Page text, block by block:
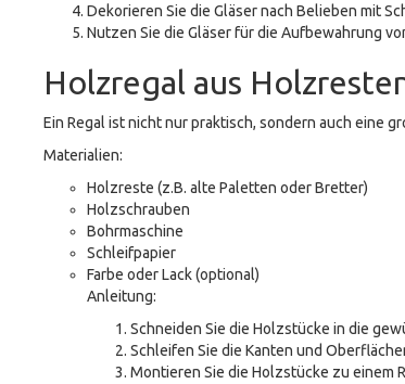
Dekorieren Sie die Gläser nach Belieben mit
Nutzen Sie die Gläser für die Aufbewahrung
Holzregal aus
Ein Regal ist nicht nur praktisch, sondern auch eine
Materialien:
Holzreste (z.B. alte Paletten oder Bretter)
Holzschrauben
Bohrmaschine
Schleifpapier
Farbe oder Lack (optional)
Anleitung:
Schneiden Sie die Holzstücke in die
Schleifen Sie die Kanten und
Montieren Sie die Holzstücke zu einem